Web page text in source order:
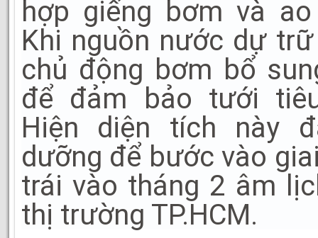
hợp giếng bơm và
Khi nguồn nước dự
chủ động bơm bổ
để đảm bảo tưới
Hiện diện tích này
dưỡng để bước vào
trái vào tháng 2 âm
thị trường TP.HCM.